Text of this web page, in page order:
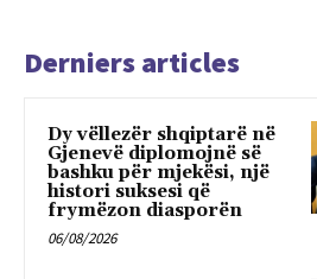
Derniers articles
Dy vëllezër shqiptarë në
Gjenevë diplomojnë së
bashku për mjekësi, një
histori suksesi që
frymëzon diasporën
06/08/2026